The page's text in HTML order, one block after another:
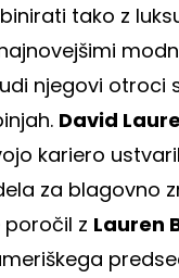
tako z
njegovi otroci
David
kariero
za blagovno
poročil z Lauren